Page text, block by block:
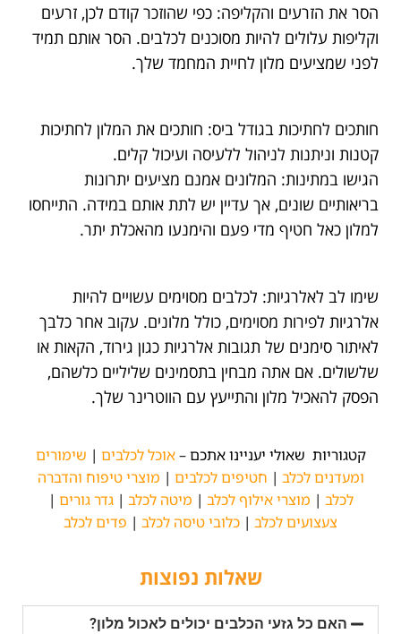
הסר את הזרעים והקליפה: כפי שהוזכר קודם לכן, זרעים
וקליפות עלולים להיות מסוכנים לכלבים. הסר אותם תמיד
לפני שמציעים מלון לחיית המחמד שלך.
חותכים לחתיכות בגודל ביס: חותכים את המלון לחתיכות
קטנות וניתנות לניהול ללעיסה ועיכול קלים.
הגישו במתינות: המלונים אמנם מציעים יתרונות
בריאותיים שונים, אך עדיין יש לתת אותם במידה. התייחסו
למלון כאל חטיף מדי פעם והימנעו מהאכלת יתר.
שימו לב לאלרגיות: לכלבים מסוימים עשויים להיות
אלרגיות לפירות מסוימים, כולל מלונים. עקוב אחר כלבך
לאיתור סימנים של תגובות אלרגיות כגון גירוד, הקאות או
שלשולים. אם אתה מבחין בתסמינים שליליים כלשהם,
הפסק להאכיל מלון והתייעץ עם הווטרינר שלך.
קטגוריות שאולי יעניינו אתכם –אוכל לכלבים | שימורים
ומעדנים לכלב | חטיפים לכלבים | מוצרי טיפוח והדברה
לכלב | מוצרי אילוף לכלב | מיטה לכלב |גדר גורים |
צעצועים לכלב | כלובי טיסה לכלב | פדים לכלב
שאלות נפוצות
האם כל גזעי הכלבים יכולים לאכול מלון?